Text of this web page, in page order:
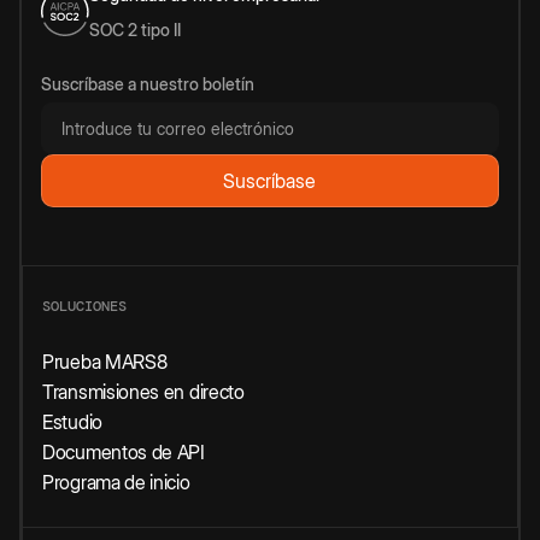
SOC 2 tipo II
Suscríbase a nuestro boletín
SOLUCIONES
Prueba MARS8
Transmisiones en directo
Estudio
Documentos de API
Programa de inicio